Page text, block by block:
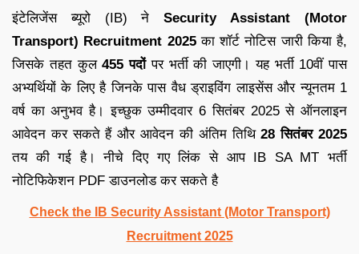
इंटेलिजेंस ब्यूरो (IB) नेSecurity Assistant (Motor
Transport) Recruitment 2025का शॉर्ट नोटिस जारी किया है,
जिसके तहत कुल455 पदोंपर भर्ती की जाएगी। यह भर्ती 10वीं पास
अभ्यर्थियों के लिए है जिनके पास वैध ड्राइविंग लाइसेंस और न्यूनतम 1
वर्ष का अनुभव है। इच्छुक उम्मीदवार 6 सितंबर 2025 से ऑनलाइन
आवेदन कर सकते हैं और आवेदन की अंतिम तिथि28 सितंबर 2025
तय की गई है। नीचे दिए गए लिंक से आप IB SA MT भर्ती
नोटिफिकेशन PDF डाउनलोड कर सकते है
Check the IB Security Assistant (Motor Transport)
Recruitment 2025